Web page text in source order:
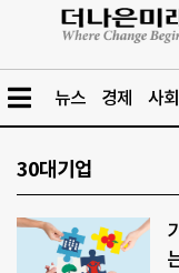
뉴스 경제 사회
30대기업